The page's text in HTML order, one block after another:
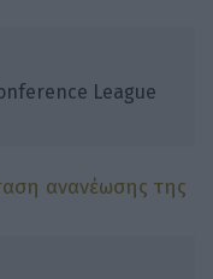
League